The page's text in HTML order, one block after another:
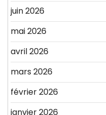
juin 2026
mai 2026
avril 2026
mars 2026
février 2026
janvier 2026